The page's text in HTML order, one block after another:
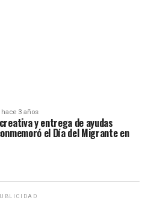
hace 3 años
y entrega de ayudas
el Día del Migrante en